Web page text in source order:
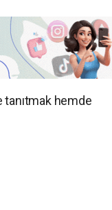
tanıtmak hemde